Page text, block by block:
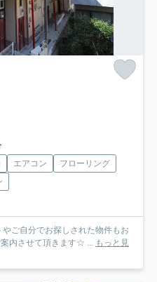
エアコン
フローリング
ご自分でお探しされた物件もお
内させて頂きます☆ ... もっと見